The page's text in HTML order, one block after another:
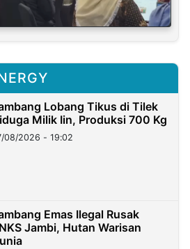
Lobang Tikus di Tilek
Milik Iin, Produksi 700 Kg
08/2026 - 19:02
Emas Ilegal Rusak
Jambi, Hutan Warisan